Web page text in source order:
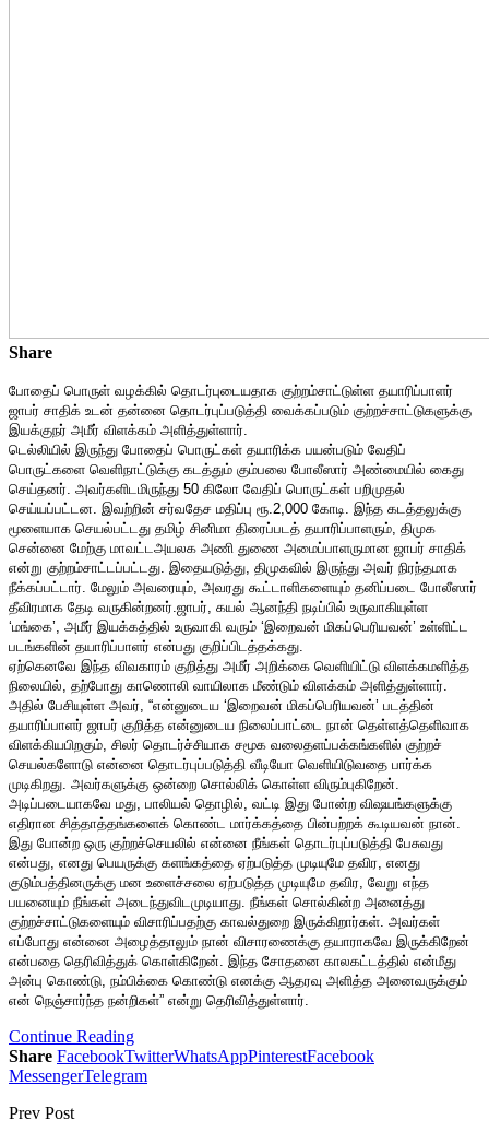
Share
போதைப் பொருள் வழக்கில் தொடர்புடையதாக குற்றம்சாட்டுள்ள தயாரிப்பாளர்
ஜாபர் சாதிக் உடன் தன்னை தொடர்புப்படுத்தி வைக்கப்படும் குற்றச்சாட்டுகளுக்கு
இயக்குநர் அமீர் விளக்கம் அளித்துள்ளார்.
டெல்லியில் இருந்து போதைப் பொருட்கள் தயாரிக்க பயன்படும் வேதிப்
பொருட்களை வெளிநாட்டுக்கு கடத்தும் கும்பலை போலீஸார் அண்மையில் கைது
செய்தனர். அவர்களிடமிருந்து 50 கிலோ வேதிப் பொருட்கள் பறிமுதல்
செய்யப்பட்டன. இவற்றின் சர்வதேச மதிப்பு ரூ.2,000 கோடி. இந்த கடத்தலுக்கு
மூளையாக செயல்பட்டது தமிழ் சினிமா திரைப்படத் தயாரிப்பாளரும், திமுக
சென்னை மேற்கு மாவட்டஅயலக அணி துணை அமைப்பாளருமான ஜாபர் சாதிக்
என்று குற்றம்சாட்டப்பட்டது. இதையடுத்து, திமுகவில் இருந்து அவர் நிரந்தமாக
நீக்கப்பட்டார். மேலும் அவரையும், அவரது கூட்டாளிகளையும் தனிப்படை போலீஸார்
தீவிரமாக தேடி வருகின்றனர்.ஜாபர், கயல் ஆனந்தி நடிப்பில் உருவாகியுள்ள
‘மங்கை’, அமீர் இயக்கத்தில் உருவாகி வரும் ‘இறைவன் மிகப்பெரியவன்’ உள்ளிட்ட
படங்களின் தயாரிப்பாளர் என்பது குறிப்பிடத்தக்கது.
ஏற்கெனவே இந்த விவகாரம் குறித்து அமீர் அறிக்கை வெளியிட்டு விளக்கமளித்த
நிலையில், தற்போது காணொலி வாயிலாக மீண்டும் விளக்கம் அளித்துள்ளார்.
அதில் பேசியுள்ள அவர், “என்னுடைய ‘இறைவன் மிகப்பெரியவன்’ படத்தின்
தயாரிப்பாளர் ஜாபர் குறித்த என்னுடைய நிலைப்பாட்டை நான் தெள்ளத்தெளிவாக
விளக்கியபிறகும், சிலர் தொடர்ச்சியாக சமூக வலைதளப்பக்கங்களில் குற்றச்
செயல்களோடு என்னை தொடர்புப்படுத்தி வீடியோ வெளியிடுவதை பார்க்க
முடிகிறது. அவர்களுக்கு ஒன்றை சொல்லிக் கொள்ள விரும்புகிறேன்.
அடிப்படையாகவே மது, பாலியல் தொழில், வட்டி இது போன்ற விஷயங்களுக்கு
எதிரான சித்தாத்தங்களைக் கொண்ட மார்க்கத்தை பின்பற்றக் கூடியவன் நான்.
இது போன்ற ஒரு குற்றச்செயலில் என்னை நீங்கள் தொடர்புப்படுத்தி பேசுவது
என்பது, எனது பெயருக்கு களங்கத்தை ஏற்படுத்த முடியுமே தவிர, எனது
குடும்பத்தினருக்கு மன உளைச்சலை ஏற்படுத்த முடியுமே தவிர, வேறு எந்த
பயனையும் நீங்கள் அடைந்துவிடமுடியாது. நீங்கள் சொல்கின்ற அனைத்து
குற்றச்சாட்டுகளையும் விசாரிப்பதற்கு காவல்துறை இருக்கிறார்கள். அவர்கள்
எப்போது என்னை அழைத்தாலும் நான் விசாரணைக்கு தயாராகவே இருக்கிறேன்
என்பதை தெரிவித்துக் கொள்கிறேன். இந்த சோதனை காலகட்டத்தில் என்மீது
அன்பு கொண்டு, நம்பிக்கை கொண்டு எனக்கு ஆதரவு அளித்த அனைவருக்கும்
என் நெஞ்சார்ந்த நன்றிகள்” என்று தெரிவித்துள்ளார்.
Continue Reading
Share FacebookTwitterWhatsAppPinterestFacebook
MessengerTelegram
Prev Post